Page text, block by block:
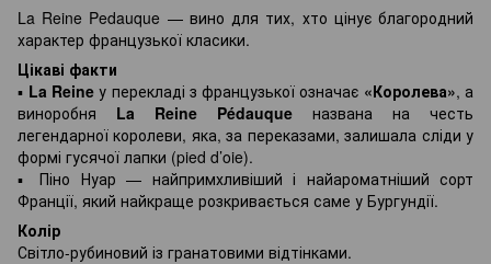
La Reine Pedauque — вино для тих, хто цінує благородний
характер французької класики.
Цікаві факти
▪️ La Reineу перекладі з французької означає «Королева», а
виноробня La Reine Pédauque названа на честь
легендарної королеви, яка, за переказами, залишала сліди у
формі гусячої лапки (pied d’oie).
▪️ Піно Нуар — найпримхливіший і найароматніший сорт
Франції, який найкраще розкривається саме у Бургундії.
Колір
Світло-рубиновий із гранатовими відтінками.